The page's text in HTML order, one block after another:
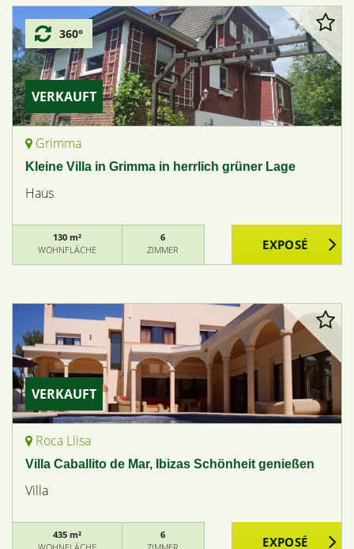
VERKAUFT
360°
Grimma
Kleine Villa in Grimma in herrlich grüner Lage
Haus
130 m²
WOHNFLÄCHE
6
ZIMMER
VERKAUFT
Roca Llisa
Villa Caballito de Mar, Ibizas Schönheit genießen
Villa
435 m²
6